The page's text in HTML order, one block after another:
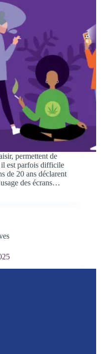
permettent de
il est parfois difficile
de 20 ans déclarent
des écrans…